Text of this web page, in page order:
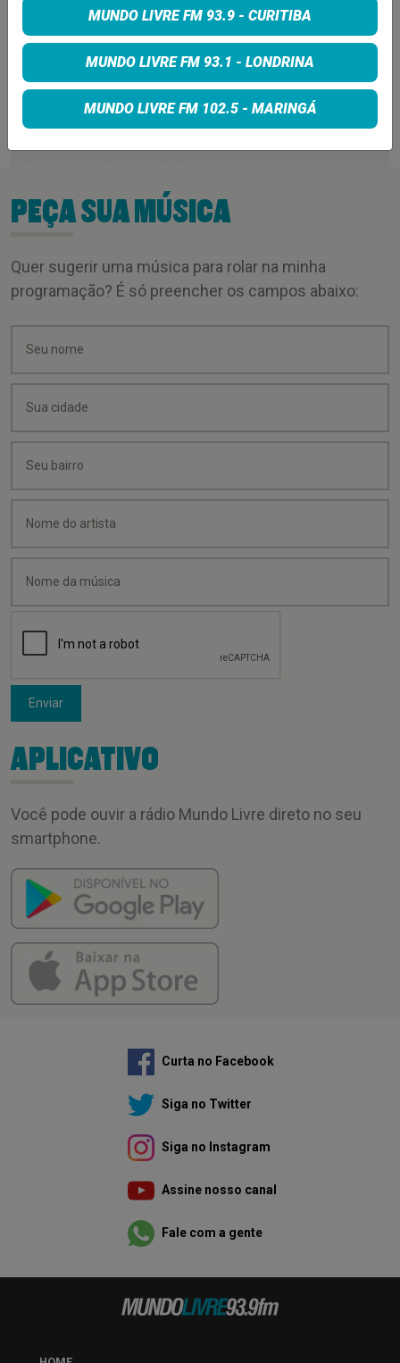
7 de agosto de 2026
PETER KATSIS, EMPRESÁRIO DO
KORN, LIMP BIZKIT E SMASHING
PUMPKINS, MORRE AOS 69 ANOS
7 de agosto de 2026
PEÇA SUA MÚSICA
Quer sugerir uma música para rolar na minha
programação? É só preencher os campos abaixo:
Enviar
APLICATIVO
Você pode ouvir a rádio Mundo Livre direto no seu
smartphone.
Curta no Facebook
Siga no Twitter
Siga no Instagram
Assine nosso canal
Fale com a gente
MUNDO LIVRE FM 93.9 - CURITIBA
MUNDO LIVRE FM 93.1 - LONDRINA
MUNDO LIVRE FM 102.5 - MARINGÁ